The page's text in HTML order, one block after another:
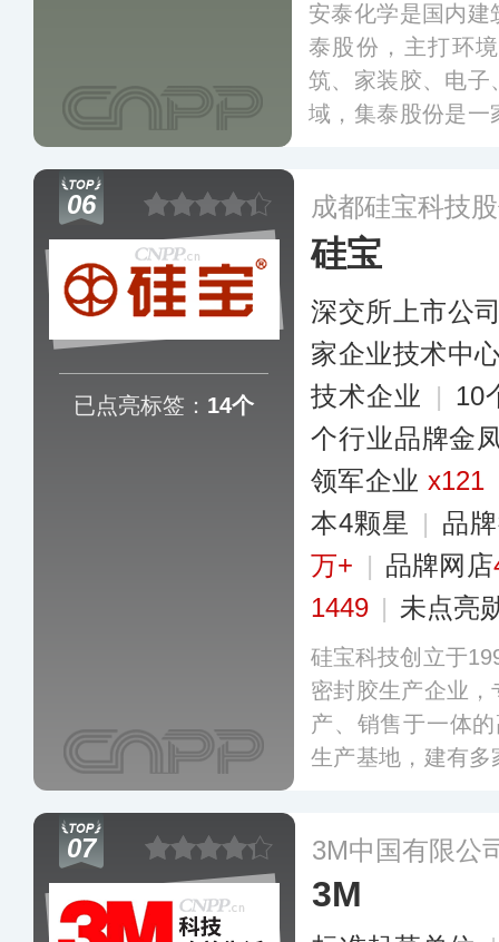
安泰化学是国内
泰股份，主打环
筑、家装胶、电
域，集泰股份是一
验室，具备较强
多
06
已点亮标签： 14个
成都硅宝科技
硅宝
深交所上市公
家企业技术中
技术企业 | 10
个行业品牌金
领军企业 x121
本4颗星
| 品
万+ | 品牌网店
1449 | 未点亮
硅宝科技创立于
密封胶生产企业
产、销售于一体
生产基地，建有
光伏太阳能、电
汽车制造等领域。
07 3M中国有限公
3M